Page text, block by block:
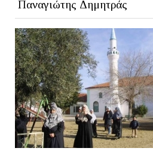
Παναγιώτης Δημητράς